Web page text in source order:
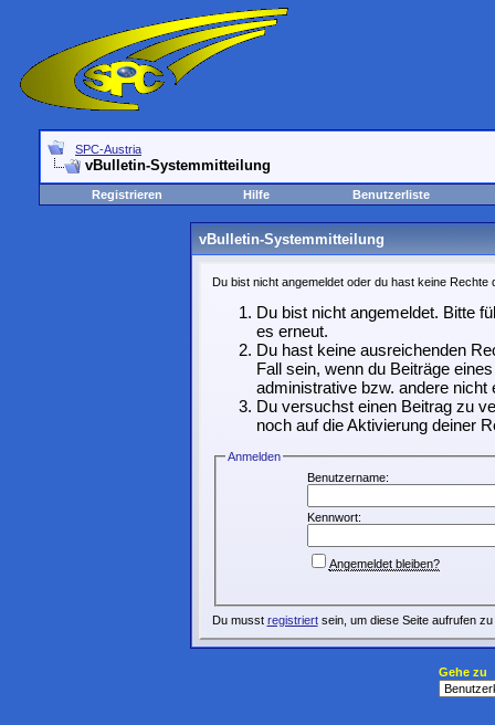
SPC-Austria
vBulletin-Systemmitteilung
Registrieren Hilfe Benutzerliste
vBulletin-Systemmitteilung
Du bist nicht angemeldet oder du hast keine
Du bist nicht angemeldet. Bitte
es erneut.
Du hast keine ausreichenden
Fall sein, wenn du Beiträge
administrative bzw. andere nicht
Du versuchst einen Beitrag zu
noch auf die Aktivierung deiner
Anmelden
Benutzername:
Kennwort:
Angemeldet bleiben?
Du musst registriertsein, um diese Seite aufrufen zu
Gehe zu